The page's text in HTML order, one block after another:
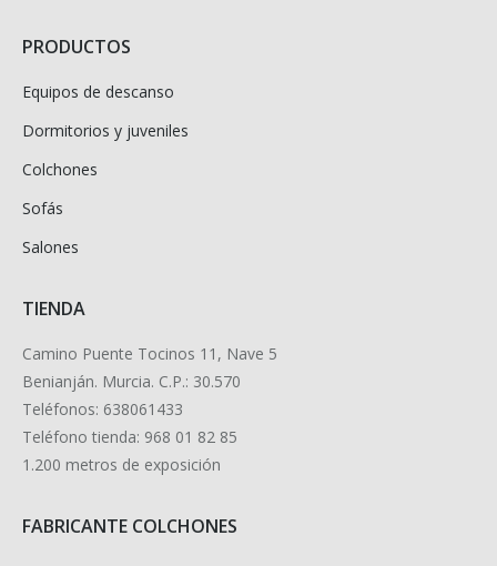
PRODUCTOS
Equipos de descanso
Dormitorios y juveniles
Colchones
Sofás
Salones
TIENDA
Camino Puente Tocinos 11, Nave 5
Benianján. Murcia. C.P.: 30.570
Teléfonos: 638061433
Teléfono tienda: 968 01 82 85
1.200 metros de exposición
FABRICANTE COLCHONES